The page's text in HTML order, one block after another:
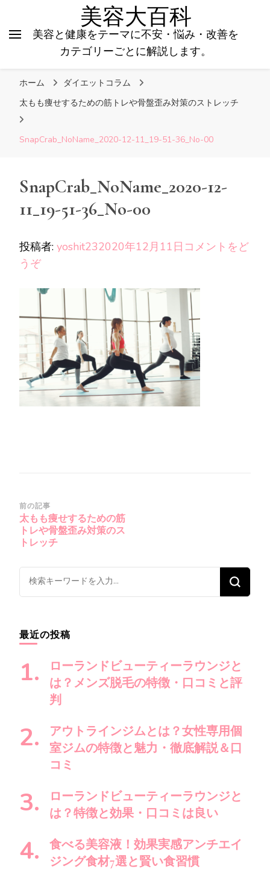
美容大百科
美容と健康をテーマに不安・悩み・改善を
カテゴリーごとに解説します。
ホーム
ダイエットコラム
太もも痩せするための筋トレや骨盤歪み対策のストレッチ
SnapCrab_NoName_2020-12-11_19-51-36_No-00
SnapCrab_NoName_2020-12-
11_19-51-36_No-00
投稿者: yoshit232020年12月11日 コメントをど
うぞ(SnapCrab_NoName_2020-
11_19-
51-
36_No-
00)
投
稿
ナ
ゲ
ー
ョ
ン
前の記事
太もも痩せするための筋
トレや骨盤歪み対策のス
トレッチ
な
に
お
探
し
で
?
最近の投稿
ローランドビューティーラウンジと
は？メンズ脱毛の特徴・口コミと評
判
アウトラインジムとは？女性専用個
室ジムの特徴と魅力・徹底解説＆口
コミ
ローランドビューティーラウンジと
は？特徴と効果・口コミは良い
食べる美容液！効果実感アンチエイ
ジング食材7選と賢い食習慣